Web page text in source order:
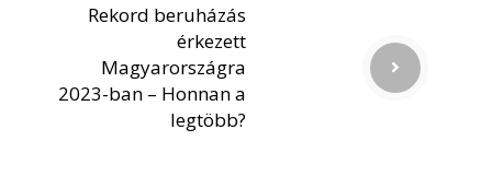
Rekord beruházás
érkezett
Magyarországra
2023-ban – Honnan a
legtöbb?